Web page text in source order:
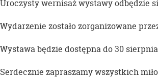
Uroczysty wernisaż wystawy odbędzie
Wydarzenie zostało zorganizowane
Wystawa będzie dostępna do 30
Serdecznie zapraszamy wszystkich